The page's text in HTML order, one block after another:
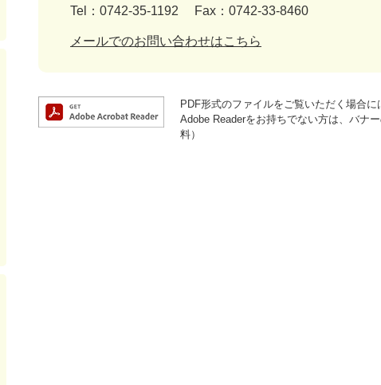
Tel：0742-35-1192
Fax：0742-33-8460
メールでのお問い合わせはこちら
PDF形式のファイルをご覧いただく場合に
Adobe Readerをお持ちでない方は、バナ
料）